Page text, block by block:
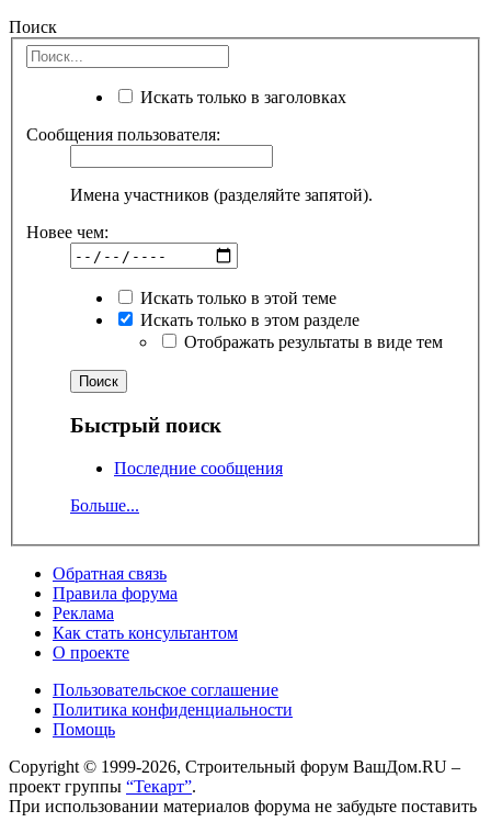
Поиск
Искать только в заголовках
Сообщения пользователя:
Имена участников (разделяйте запятой).
Новее чем:
Искать только в этой теме
Искать только в этом разделе
Отображать результаты в виде тем
Быстрый поиск
Последние сообщения
Больше...
Обратная связь
Правила форума
Реклама
Как стать консультантом
О проекте
Пользовательское соглашение
Политика конфиденциальности
Помощь
Copyright © 1999-2026, Строительный форум ВашДом.RU –
проект группы “Текарт”.
При использовании материалов форума не забудьте поставить